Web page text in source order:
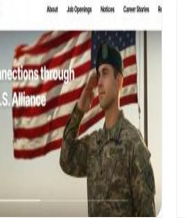
승조 명예회장, 신경수 부회장, 이
군참모총장, 김태성 전 해병대사령
관 등이 동행했다. 재단은 2021년
이후 지속적으로 후원을 이어오고
있는 현대로템에 깊은 감사를 전하
며, 이날 현장에서 후원기업인증패
를 수여했다. 또한 한미동맹 강화를
위한 기업의 역할과 기여를 높이 평
가하고, 재단과 현대로템 간 전략적
협력 방안을 중심으로 의견을 교환
했다. 특히 현대로템의 미국을 비롯
한 해외시장 진출과 관련해 재단이
보유한 네트워크를 적극 활용해 지
원 역할을 수행해 나가기로 하였다.